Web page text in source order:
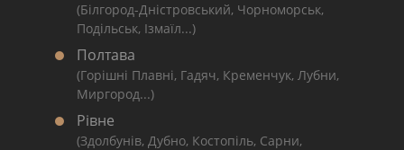
(Білгород-Дністровський, Чорноморськ,
Подільськ, Ізмаїл...)
Полтава
(Горішні Плавні, Гадяч, Кременчук, Лубни,
Миргород...)
Рівне
(Здолбунів, Дубно, Костопіль, Сарни,